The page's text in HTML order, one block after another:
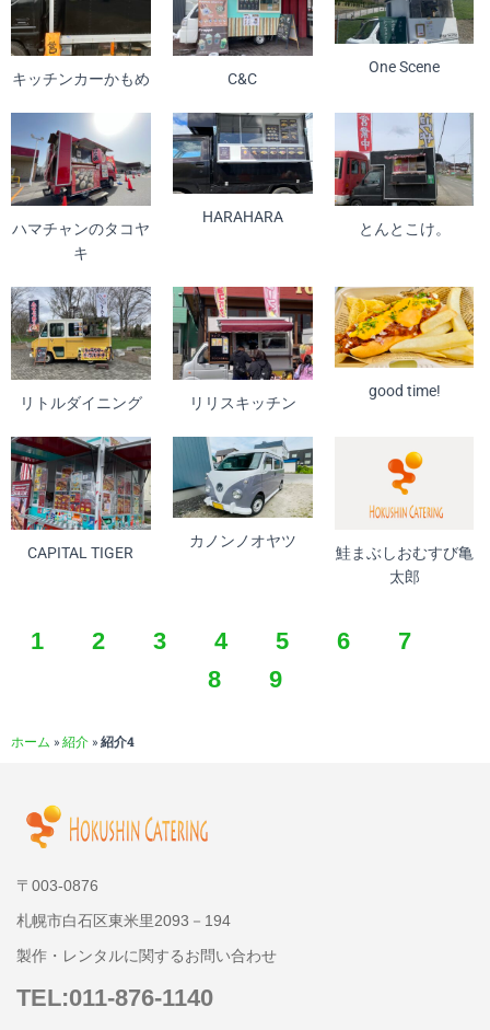
キッチンカーかもめ C&C
One Scene
ハマチャンのタコヤ
キ
HARAHARA
とんとこけ。
リトルダイニング リリスキッチン
good time!
CAPITAL TIGER
カノンノオヤツ
鮭まぶしおむすび亀
太郎
1 2 3 4 5 6
7
8 9
ホーム » 紹介 » 紹介4
〒003-0876
札幌市白石区東米里2093－194
製作・レンタルに関するお問い合わせ
TEL:011-876-1140